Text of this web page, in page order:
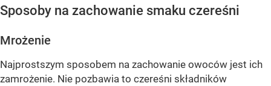
Sposoby na zachowanie smaku czereśni
Mrożenie
Najprostszym sposobem na zachowanie owoców jest ich
zamrożenie. Nie pozbawia to czereśni składników